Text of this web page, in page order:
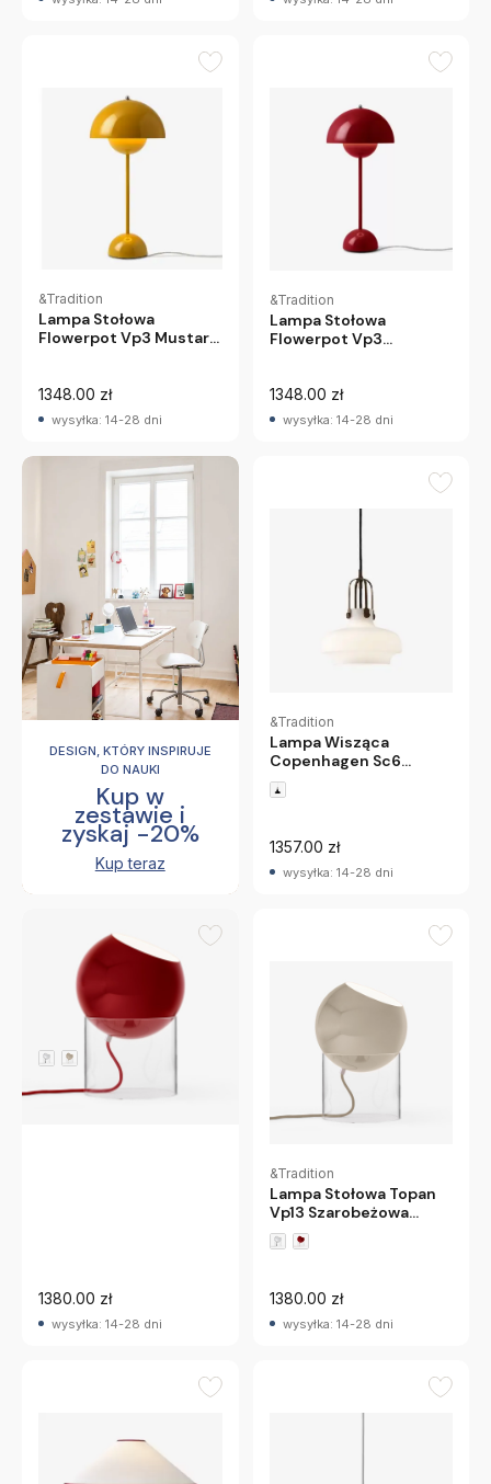
&Tradition
Lampa Stołowa
Flowerpot Vp3 Mustard
1348.00 zł
wysyłka: 14-28 dni
&Tradition
Lampa Stołowa
Flowerpot Vp3
1348.00 zł
wysyłka: 14-28 dni
DESIGN, KTÓRY INSPIRUJE
DO NAUKI
Kup w
zestawie i
zyskaj -20%
Kup teraz
&Tradition
Lampa Wisząca
Copenhagen Sc6
Opalizowana
Andtradition
1357.00 zł
wysyłka: 14-28 dni
&Tradition
Lampa Stołowa Topan
Vp13 Czerwona
Andtradition
1380.00 zł
wysyłka: 14-28 dni
&Tradition
Lampa Stołowa Topan
Vp13 Szarobeżowa
Andtradition
1380.00 zł
wysyłka: 14-28 dni